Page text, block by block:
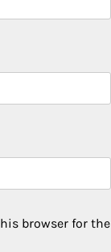
browser for the